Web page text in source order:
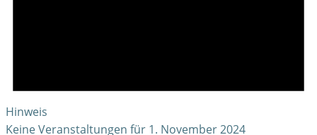
Hinweis
Keine Veranstaltungen für 1. November 2024